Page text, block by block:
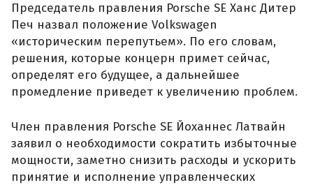
Председатель правления Porsche SE Ханс Дитер
Печ назвал положение Volkswagen
«историческим перепутьем». По его словам,
решения, которые концерн примет сейчас,
определят его будущее, а дальнейшее
промедление приведет к увеличению проблем.
Член правления Porsche SE Йоханнес Латвайн
заявил о необходимости сократить избыточные
мощности, заметно снизить расходы и ускорить
принятие и исполнение управленческих